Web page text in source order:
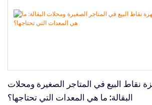
نقاط البيع في المتاجر الصغيرة ومحلات
البقالة: ما هي المعدات التي تحتاجها؟